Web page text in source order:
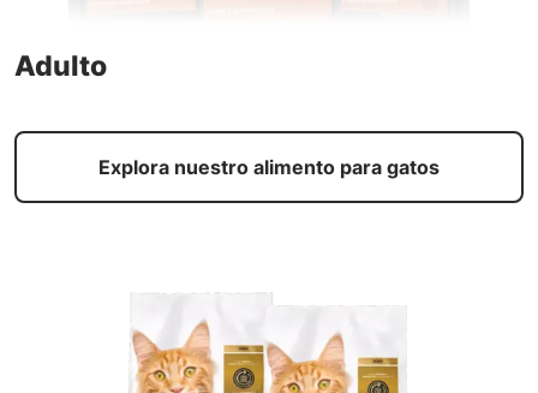
Adulto
Explora nuestro alimento para gatos